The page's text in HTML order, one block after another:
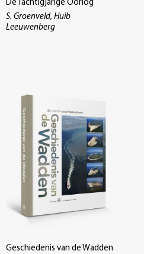
De Tachtigjarige Oorlog
S. Groenveld, Huib
Leeuwenberg
Geschiedenis van de Wadden